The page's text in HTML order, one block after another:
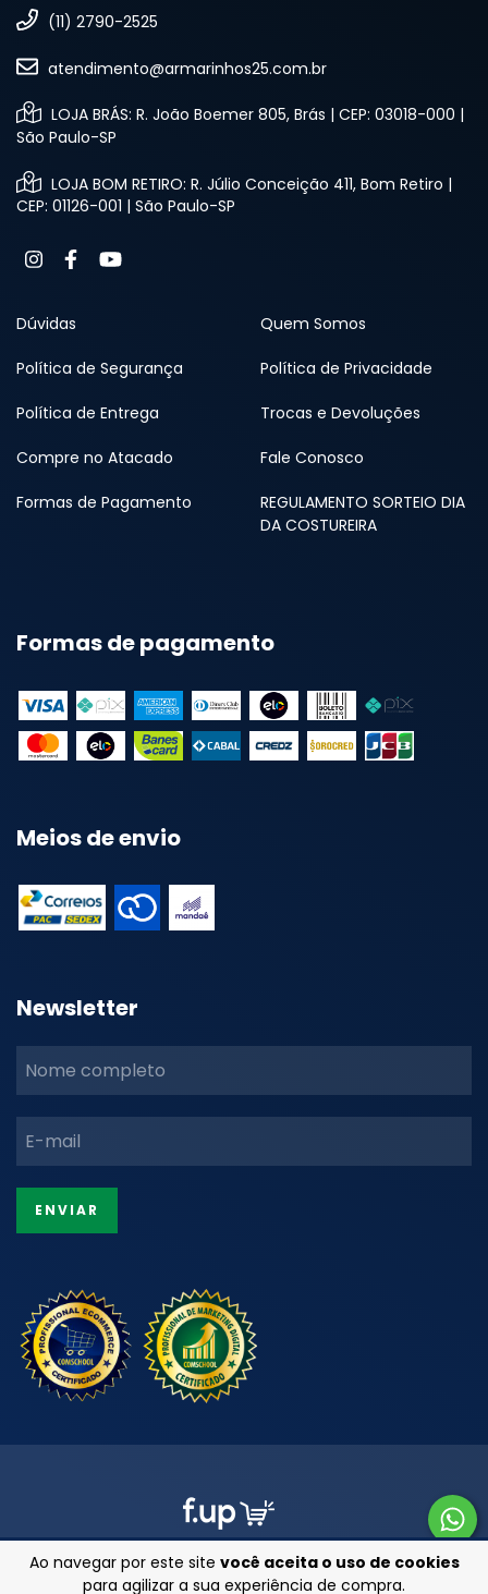
Ao navegar por este site você aceita o uso de cookies
para agilizar a sua experiência de compra.
(11) 2790-2525
atendimento@armarinhos25.com.br
LOJA BRÁS: R. João Boemer 805, Brás | CEP: 03018-000 |
São Paulo-SP
LOJA BOM RETIRO: R. Júlio Conceição 411, Bom Retiro |
CEP: 01126-001 | São Paulo-SP
Dúvidas Quem Somos
Política de Segurança Política de Privacidade
Política de Entrega Trocas e Devoluções
Compre no Atacado Fale Conosco
Formas de Pagamento
REGULAMENTO SORTEIO DIA
DA COSTUREIRA
Formas de pagamento
Meios de envio
Newsletter